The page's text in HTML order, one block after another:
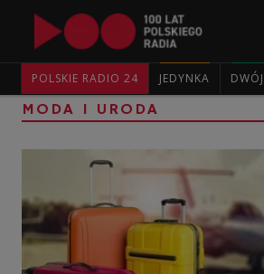
POLSKIE RADIO 24 JEDYNKA
MODA I URODA